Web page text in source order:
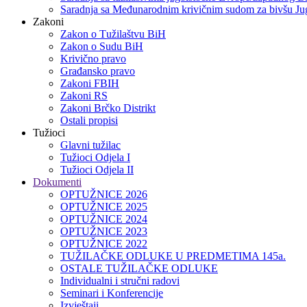
Saradnja sa Međunarodnim krivičnim sudom za bivšu
Zakoni
Zakon o Тužilaštvu BiH
Zakon o Sudu BiH
Krivično pravo
Građansko pravo
Zakoni FBIH
Zakoni RS
Zakoni Brčko Distrikt
Ostali propisi
Tužioci
Glavni tužilac
Tužioci Odjela I
Tužioci Odjela II
Dokumenti
OPTUŽNICE 2026
OPTUŽNICE 2025
OPTUŽNICE 2024
OPTUŽNICE 2023
OPTUŽNICE 2022
TUŽILAČKE ODLUKE U PREDMETIMA 145a.
OSTALE TUŽILAČKE ODLUKE
Individualni i stručni radovi
Seminari i Konferencije